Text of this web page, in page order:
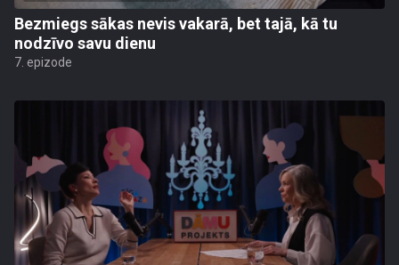
Bezmiegs sākas nevis vakarā, bet tajā, kā tu
nodzīvo savu dienu
7. epizode